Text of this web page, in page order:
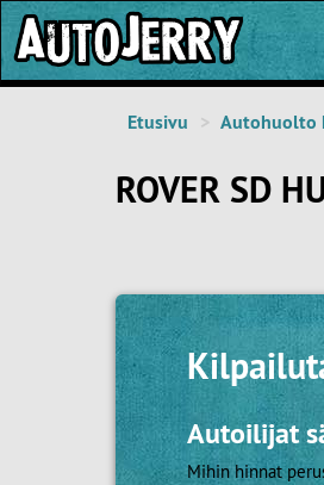
Etusivu Autohuolto
ROVER SD
Autoilijat
Mihin hinnat